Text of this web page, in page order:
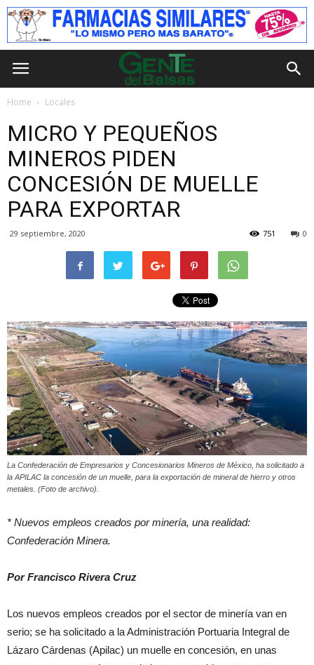
Home Locales
MICRO Y PEQUEÑOS
MINEROS PIDEN
CONCESIÓN DE MUELLE
PARA EXPORTAR
29 septiembre, 2020 0
751
La Confederación de Empresarios y Concesionarios Mineros de México, ha solicitado a
la APILAC la concesión de un muelle, para la exportación de mineral de hierro y otros
metales. (Foto de archivo).
* Nuevos empleos creados por minería, una realidad:
Confederación Minera.
Por Francisco Rivera Cruz
Los nuevos empleos creados por el sector de minería van en
serio; se ha solicitado a la Administración Portuaria Integral de
Lázaro Cárdenas (Apilac) un muelle en concesión, en unas